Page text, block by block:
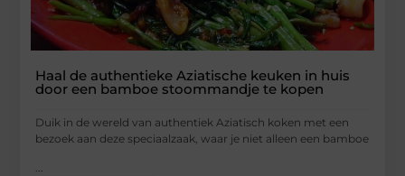
Haal de authentieke Aziatische keuken in huis
door een bamboe stoommandje te kopen
Duik in de wereld van authentiek Aziatisch koken met een
bezoek aan deze speciaalzaak, waar je niet alleen een bamboe
...